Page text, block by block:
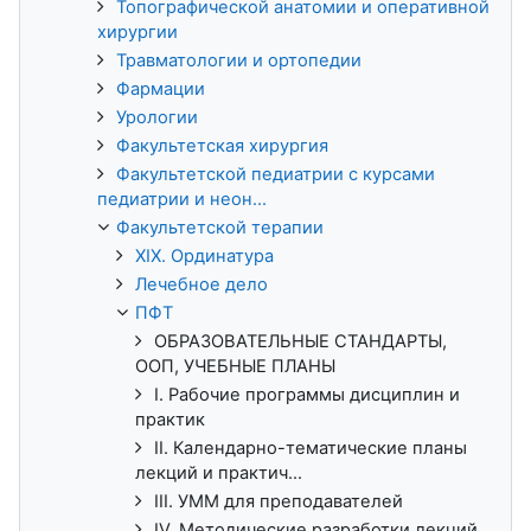
Топографической анатомии и оперативной
хирургии
Травматологии и ортопедии
Фармации
Урологии
Факультетская хирургия
Факультетской педиатрии с курсами
педиатрии и неон...
Факультетской терапии
XIX. Ординатура
Лечебное дело
ПФТ
ОБРАЗОВАТЕЛЬНЫЕ СТАНДАРТЫ,
ООП, УЧЕБНЫЕ ПЛАНЫ
I. Рабочие программы дисциплин и
практик
II. Календарно-тематические планы
лекций и практич...
III. УММ для преподавателей